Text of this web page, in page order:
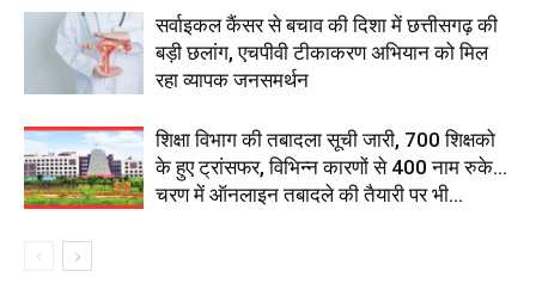
सर्वाइकल कैंसर से बचाव की दिशा में छत्तीसगढ़ की
बड़ी छलांग, एचपीवी टीकाकरण अभियान को मिल
रहा व्यापक जनसमर्थन
शिक्षा विभाग की तबादला सूची जारी, 700 शिक्षको
के हुए ट्रांसफर, विभिन्न कारणों से 400 नाम रुके…
चरण में ऑनलाइन तबादले की तैयारी पर भी...